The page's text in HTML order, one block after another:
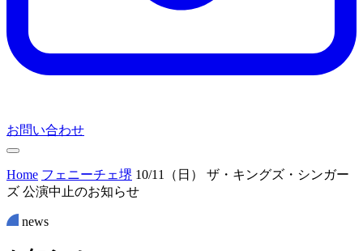
お問い合わせ
Home フェニーチェ堺 10/11（日） ザ・キングズ・シンガー
ズ 公演中止のお知らせ
news